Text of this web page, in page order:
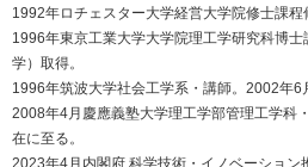
1992年ロチェスター大学経営大学院修士課程
1996年東京工業大学大学院理工学研究科博
学）取得。
1996年筑波大学社会工学系・講師。2002年6
2008年4月慶應義塾大学理工学部管理工学科
在に至る。
2023年4月内閣府 科学技術・イノベーション